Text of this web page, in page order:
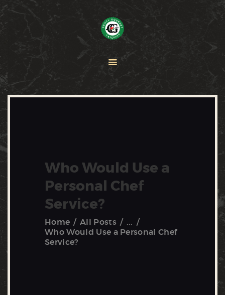
Who Would Use a
Personal Chef
Service?
Home All Posts
...
Who Would Use a Personal Chef
Service?
PAELLA
CATERING